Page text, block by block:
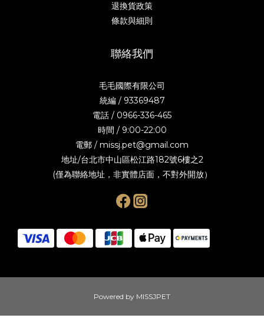
退換貨政策
條款與細則
聯絡我們
毛毛國際有限公司
統編 / 93369487
電話 / 0966-336-465
時間 / 9:00-22:00
電郵 / missj.pet@gmail.com
地址/台北市中山區松江路182號6樓之2
(僅為聯絡地址，非實體店面，不對外開放）
Powered by MISSJPET